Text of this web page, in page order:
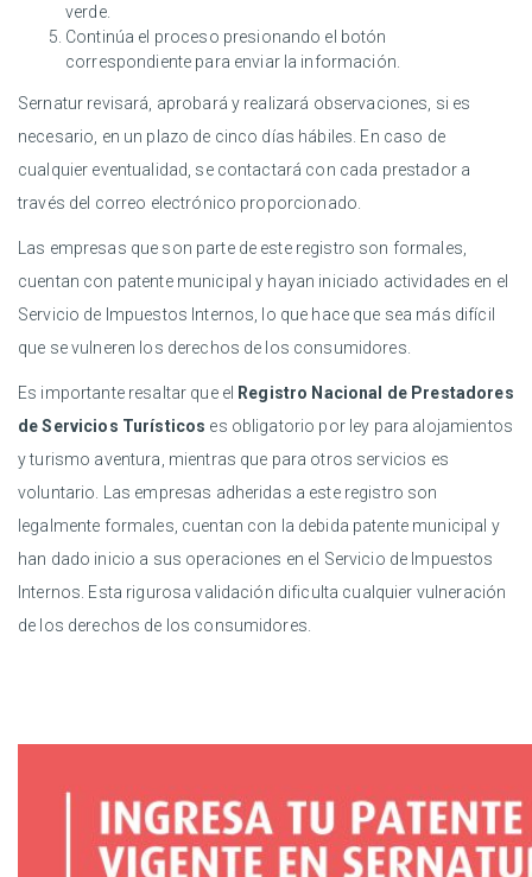
verde.
Continúa el proceso presionando el botón
correspondiente para enviar la información.
Sernatur revisará, aprobará y realizará observaciones, si es
necesario, en un plazo de cinco días hábiles. En caso de
cualquier eventualidad, se contactará con cada prestador a
través del correo electrónico proporcionado.
Las empresas que son parte de este registro son formales,
cuentan con patente municipal y hayan iniciado actividades en el
Servicio de Impuestos Internos, lo que hace que sea más difícil
que se vulneren los derechos de los consumidores.
Es importante resaltar que el Registro Nacional de Prestadores
de Servicios Turísticos es obligatorio por ley para alojamientos
y turismo aventura, mientras que para otros servicios es
voluntario. Las empresas adheridas a este registro son
legalmente formales, cuentan con la debida patente municipal y
han dado inicio a sus operaciones en el Servicio de Impuestos
Internos. Esta rigurosa validación dificulta cualquier vulneración
de los derechos de los consumidores.